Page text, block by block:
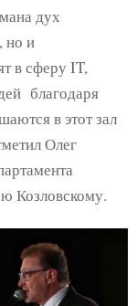
дух
но и
в сферу IT,
благодаря
в этот зал
Олег
Козловскому.